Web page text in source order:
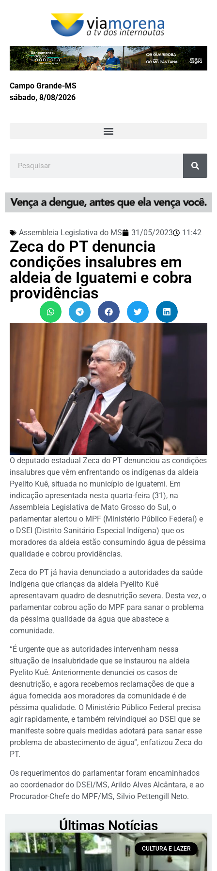
Campo Grande-MS
sábado, 8/08/2026
Assembleia Legislativa do MS 31/05/2023 11:42
Zeca do PT denuncia
condições insalubres em
aldeia de Iguatemi e cobra
providências
O deputado estadual Zeca do PT denunciou as condições
insalubres que vêm enfrentando os indígenas da aldeia
Pyelito Kuê, situada no município de Iguatemi. Em
indicação apresentada nesta quarta-feira (31), na
Assembleia Legislativa de Mato Grosso do Sul, o
parlamentar alertou o MPF (Ministério Público Federal) e
o DSEI (Distrito Sanitário Especial Indígena) que os
moradores da aldeia estão consumindo água de péssima
qualidade e cobrou providências.
Zeca do PT já havia denunciado a autoridades da saúde
indígena que crianças da aldeia Pyelito Kuê
apresentavam quadro de desnutrição severa. Desta vez, o
parlamentar cobrou ação do MPF para sanar o problema
da péssima qualidade da água que abastece a
comunidade.
“É urgente que as autoridades intervenham nessa
situação de insalubridade que se instaurou na aldeia
Pyelito Kuê. Anteriormente denunciei os casos de
desnutrição, e agora recebemos reclamações de que a
água fornecida aos moradores da comunidade é de
péssima qualidade. O Ministério Público Federal precisa
agir rapidamente, e também reivindiquei ao DSEI que se
manifeste sobre quais medidas adotará para sanar esse
problema de abastecimento de água”, enfatizou Zeca do
PT.
Os requerimentos do parlamentar foram encaminhados
ao coordenador do DSEI/MS, Arildo Alves Alcântara, e ao
Procurador-Chefe do MPF/MS, Silvio Pettengill Neto.
Últimas Notícias
CULTURA E LAZER